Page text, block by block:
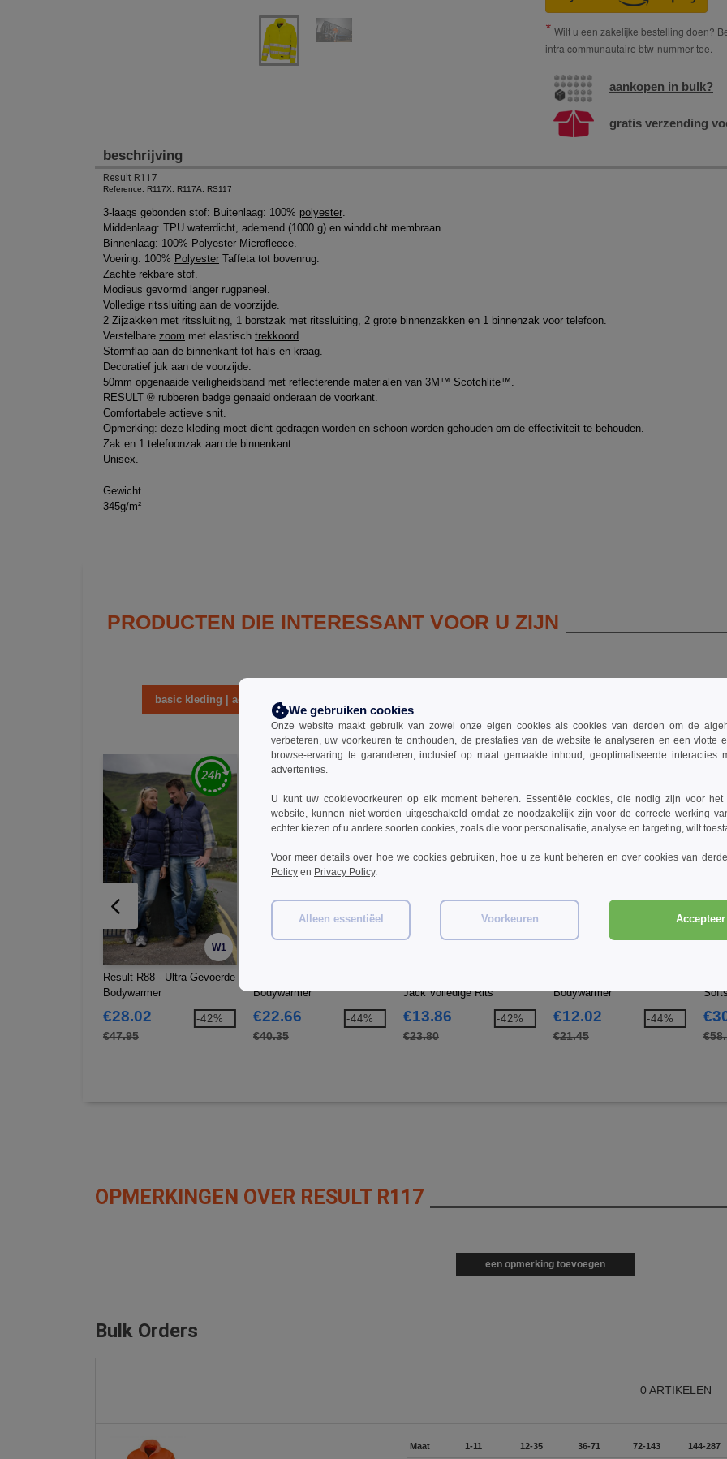
Wilt u een zakelijke bestelling doen?
intra communautaire btw-nummer toe.
aankopen in bulk?
gratis verzending
beschrijving
Result R117
Reference: R117X, R117A, RS117
3-laags gebonden stof: Buitenlaag: 100% polyester
Middenlaag: TPU waterdicht, ademend (1000 g) en winddicht membraan.
Binnenlaag: 100% Polyester Microfleece
Voering: 100% Polyester Taffeta tot bovenrug.
Zachte rekbare stof.
Modieus gevormd langer rugpaneel.
Volledige ritssluiting aan de voorzijde.
2 Zijzakken met ritssluiting, 1 borstzak met ritssluiting, 2 grote binnenzakken en 1 binnenzak voor telefoon.
Verstelbare zoom met elastisch trekkoord
Stormflap aan de binnenkant tot hals en kraag.
Decoratief juk aan de voorzijde.
50mm opgenaaide veiligheidsband met reflecterende materialen van 3M™ Scotchlite™.
RESULT ® rubberen badge genaaid onderaan de voorkant.
Comfortabele actieve snit.
Opmerking: deze kleding moet dicht gedragen worden en schoon worden gehouden om de effectiviteit te behouden.
Zak en 1 telefoonzak aan de binnenkant.
Unisex.
Gewicht
345g/m²
PRODUCTEN DIE INTERESSANT VOOR U ZIJN
basic kleding | accessoires
W1
Result R88 - Ultra Gevoerde
Bodywarmer
€28.02
€47.95
-42%
Bodywarmer
€22.66
€40.35
-44%
Jack Volledige Rits
€13.86
€23.80
-42%
Bodywarmer
€12.02
€21.45
-44%
OPMERKINGEN OVER RESULT R117
een opmerking toevoegen
Bulk Orders
0 ARTIKELEN
Maat 1-11 12-35 36-71 72-143 144-287
We gebruiken cookies
Onze website maakt gebruik van zowel onze eigen cookies als cookies van derden om de
verbeteren, uw voorkeuren te onthouden, de prestaties van de website te analyseren en een vlotte
browse-ervaring te garanderen, inclusief op maat gemaakte inhoud, geoptimaliseerde interacties
advertenties.
U kunt uw cookievoorkeuren op elk moment beheren. Essentiële cookies, die nodig zijn voor het
website, kunnen niet worden uitgeschakeld omdat ze noodzakelijk zijn voor de correcte werking
echter kiezen of u andere soorten cookies, zoals die voor personalisatie, analyse en targeting, wilt
Voor meer details over hoe we cookies gebruiken, hoe u ze kunt beheren en over cookies van
Policy en Privacy Policy.
Alleen essentiëel Voorkeuren